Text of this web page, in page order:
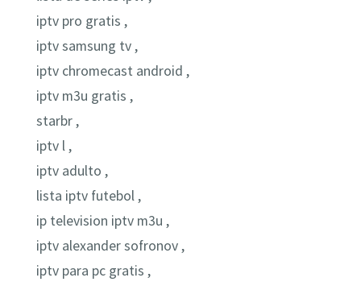
iptv pro gratis ,
iptv samsung tv ,
iptv chromecast android ,
iptv m3u gratis ,
starbr ,
iptv l ,
iptv adulto ,
lista iptv futebol ,
ip television iptv m3u ,
iptv alexander sofronov ,
iptv para pc gratis ,